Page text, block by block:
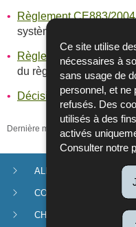
Ce site utilise
nécessaires à
sans usage de
personnel, et ne
refusés. Des
utilisés à des
activés
Consulter notre
Règlement CE883/2004
systèmes de sécurité
Règlement CE 987/
du règlement CE883/
Décisions CE
Dernière mise à jour 12/12/2022
Menu
de
ALLOCATIONS
CONGÉ PARENTAL
CHÈQUE-SERVICE